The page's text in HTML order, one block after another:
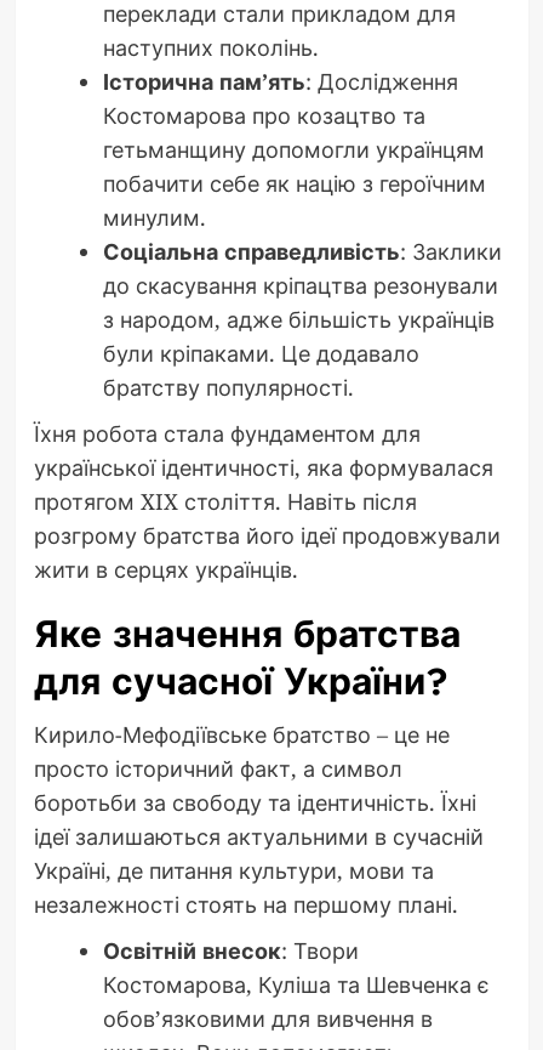
переклади стали прикладом для
наступних поколінь.
Історична пам’ять: Дослідження
Костомарова про козацтво та
гетьманщину допомогли українцям
побачити себе як націю з героїчним
минулим.
Соціальна справедливість: Заклики
до скасування кріпацтва резонували
з народом, адже більшість українців
були кріпаками. Це додавало
братству популярності.
Їхня робота стала фундаментом для
української ідентичності, яка формувалася
протягом XIX століття. Навіть після
розгрому братства його ідеї продовжували
жити в серцях українців.
Яке значення братства
для сучасної України?
Кирило-Мефодіївське братство – це не
просто історичний факт, а символ
боротьби за свободу та ідентичність. Їхні
ідеї залишаються актуальними в сучасній
Україні, де питання культури, мови та
незалежності стоять на першому плані.
Освітній внесок: Твори
Костомарова, Куліша та Шевченка є
обов’язковими для вивчення в